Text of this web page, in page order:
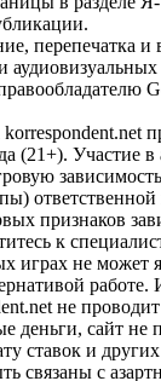
перепечатка и
аудиовизуальных
(21+). Участие в
признаков
к
играх не может
не
деньги, сайт не
ставок и
связаны с